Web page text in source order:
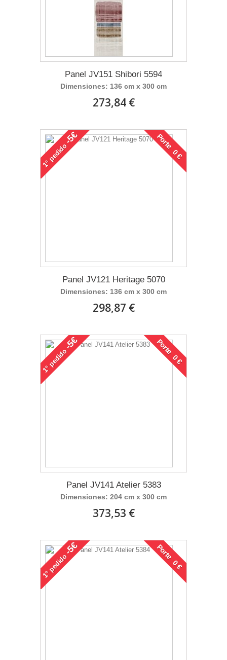
Panel JV151 Shibori 5594
Dimensiones: 136 cm x 300 cm
273,84 €
1°
pedido
-5€ Porte 0 €
Panel JV121 Heritage 5070
Dimensiones: 136 cm x 300 cm
298,87 €
1°
pedido
-5€ Porte 0 €
Panel JV141 Atelier 5383
Dimensiones: 204 cm x 300 cm
373,53 €
1°
pedido
-5€ Porte 0 €